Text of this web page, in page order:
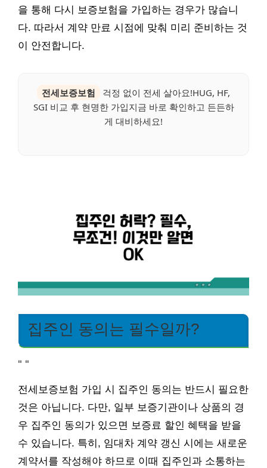
을 통해 다시 보증보험을 가입하는 경우가 많습니
다. 따라서 계약 만료 시점에 맞춰 미리 준비하는 것
이 안전합니다.
전세보증보험
걱정 없이 전세 살아요!HUG, HF,
SGI 비교 후 현명한 가입지금 바로 확인하고 든든하
게 대비하세요!
집주인 동의는 필수일까?
" "
전세보증보험 가입 시 집주인 동의는 반드시 필요한
것은 아닙니다. 다만, 일부 보증기관이나 상품의 경
우 집주인 동의가 있으면 보증료 할인 혜택을 받을
수 있습니다. 특히, 임대차 계약 갱신 시에는 새로운
계약서를 작성해야 하므로 이때 집주인과 소통하는